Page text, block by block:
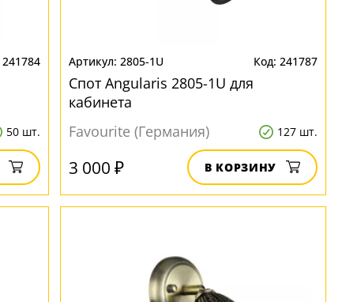
241784
50 шт.
2805-1U 241787
Спот Angularis 2805-1U для
кабинета
Favourite (Германия)
127 шт.
3 000 ₽ В КОРЗИНУ